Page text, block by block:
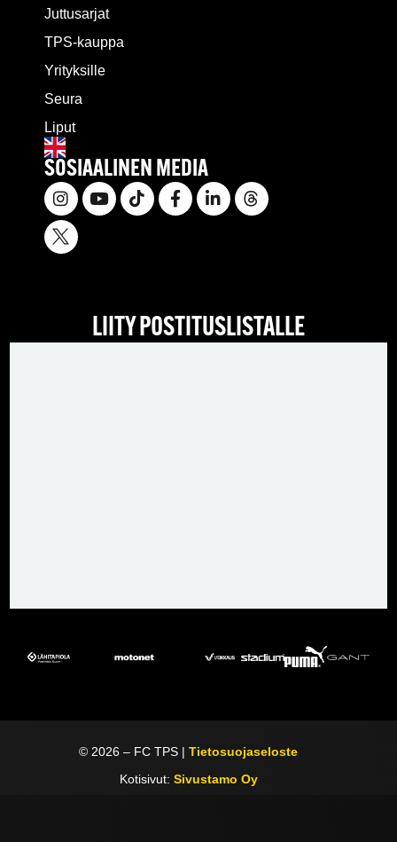
Juttusarjat
TPS-kauppa
Yrityksille
Seura
Liput
SOSIAALINEN MEDIA
LIITY POSTITUSLISTALLE
©2026 – FC TPS |Tietosuojaseloste
Kotisivut: Sivustamo Oy